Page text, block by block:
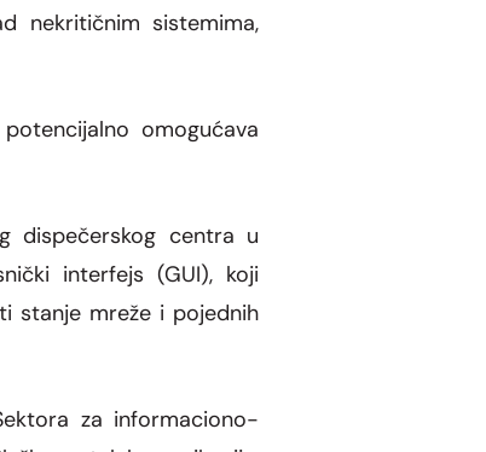
nekritičnim sistemima,
omogućava
dispečerskog centra u
interfejs (GUI), koji
stanje mreže i pojednih
za informaciono-